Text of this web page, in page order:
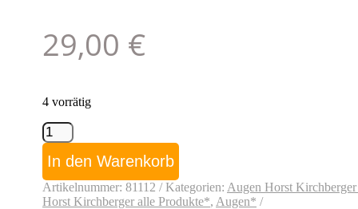
29,00 €
4 vorrätig
PERFECTING
EYE
BASE
02
Menge
In den Warenkorb
Artikelnummer: 81112 Kategorien: Augen Horst
Horst Kirchberger alle Produkte*, Augen*